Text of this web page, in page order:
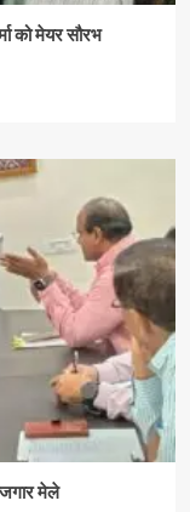
को मेयर सौरभ
मेले